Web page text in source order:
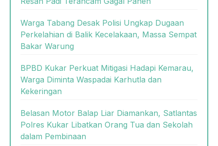
Warga Tabang Desak Polisi Ungkap Dugaan
Perkelahian di Balik Kecelakaan, Massa Sempat
Bakar Warung
BPBD Kukar Perkuat Mitigasi Hadapi Kemarau,
Warga Diminta Waspadai Karhutla dan
Kekeringan
Belasan Motor Balap Liar Diamankan, Satlantas
Polres Kukar Libatkan Orang Tua dan Sekolah
dalam Pembinaan